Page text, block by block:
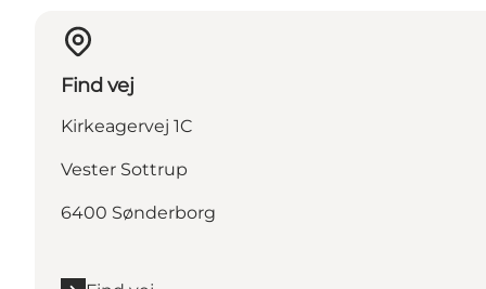
Find vej
Kirkeagervej 1C
Vester Sottrup
6400 Sønderborg